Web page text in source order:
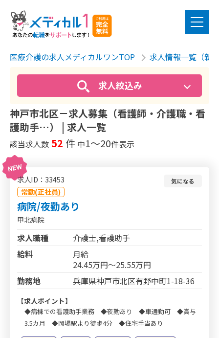
医療介護の求人メディカルワンTOP 求人情報一覧（新
求人絞込み
神戸市北区－求人募集（看護師・介護職・看
護助手…） | 求人一覧
該当求人数 52 件 中1〜20件表示
求人ID：33453
常勤(正社員)
気になる
病院/夜勤あり
甲北病院
求人職種
介護士,看護助手
給料
月給
24.45万円～25.55万円
勤務地
兵庫県神戸市北区有野中町1-18-36
【求人ポイント】
◆病棟での看護助手業務 ◆夜勤あり ◆車通勤可 ◆賞与
3.5カ月 ◆岡場駅より徒歩4分 ◆住宅手当あり